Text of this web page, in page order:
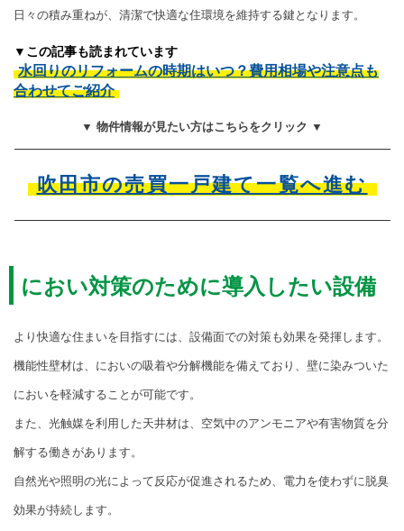
日々の積み重ねが、清潔で快適な住環境を維持する鍵となります。
▼この記事も読まれています
水回りのリフォームの時期はいつ？費用相場や注意点も
合わせてご紹介
▼ 物件情報が見たい方はこちらをクリック ▼
吹田市の売買一戸建て一覧へ進む
におい対策のために導入したい設備
より快適な住まいを目指すには、設備面での対策も効果を発揮します。
機能性壁材は、においの吸着や分解機能を備えており、壁に染みついた
においを軽減することが可能です。
また、光触媒を利用した天井材は、空気中のアンモニアや有害物質を分
解する働きがあります。
自然光や照明の光によって反応が促進されるため、電力を使わずに脱臭
効果が持続します。